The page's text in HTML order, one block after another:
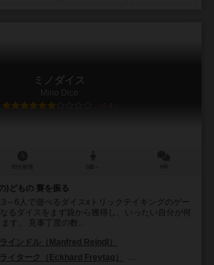
ミノダイス
Mino Dice
6.4
)どもの 賽を振る
3～6人で遊べるダイスxトリックテイキングのゲー
るダイスをまず袋から獲得し、いったい自分が何
す。 見事丁度の数...
インドル（Manfred Reindl）
イターク（Eckhard Freytag）